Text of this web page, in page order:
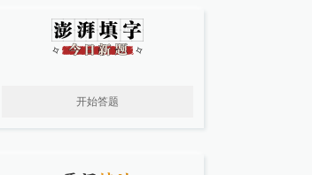
开始答题